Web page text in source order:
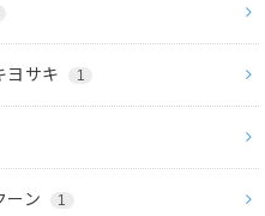
ヨサキ 1
ーン 1